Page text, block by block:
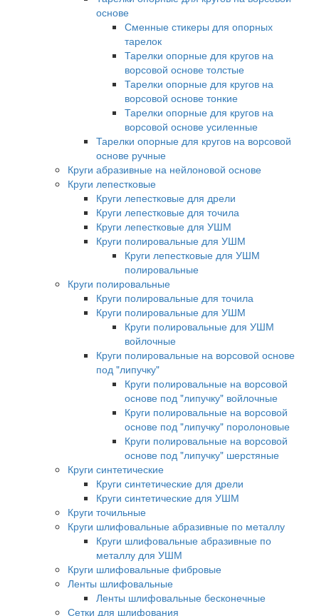
основе
Сменные стикеры для опорных
тарелок
Тарелки опорные для кругов на
ворсовой основе толстые
Тарелки опорные для кругов на
ворсовой основе тонкие
Тарелки опорные для кругов на
ворсовой основе усиленные
Тарелки опорные для кругов на ворсовой
основе ручные
Круги абразивные на нейлоновой основе
Круги лепестковые
Круги лепестковые для дрели
Круги лепестковые для точила
Круги лепестковые для УШМ
Круги полировальные для УШМ
Круги лепестковые для УШМ
полировальные
Круги полировальные
Круги полировальные для точила
Круги полировальные для УШМ
Круги полировальные для УШМ
войлочные
Круги полировальные на ворсовой основе
под "липучку"
Круги полировальные на ворсовой
основе под "липучку" войлочные
Круги полировальные на ворсовой
основе под "липучку" поролоновые
Круги полировальные на ворсовой
основе под "липучку" шерстяные
Круги синтетические
Круги синтетические для дрели
Круги синтетические для УШМ
Круги точильные
Круги шлифовальные абразивные по металлу
Круги шлифовальные абразивные по
металлу для УШМ
Круги шлифовальные фибровые
Ленты шлифовальные
Ленты шлифовальные бесконечные
Сетки для шлифования